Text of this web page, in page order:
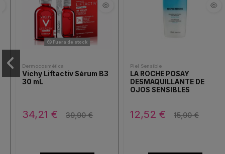
Fuera de stock
Dermocosmética
Vichy Liftactiv Sérum B3
30 mL
34,21 € 39,90 €
Piel Sensible
LA ROCHE POSAY
DESMAQUILLANTE DE
OJOS SENSIBLES
12,52 € 15,90 €